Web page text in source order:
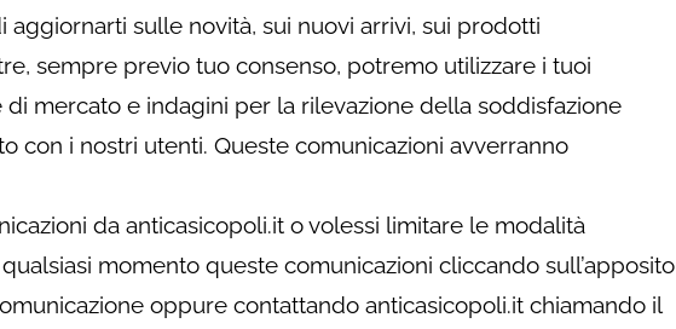
sulle novità, sui nuovi arrivi, sui prodotti
sempre previo tuo consenso, potremo utilizzare i tuoi
mercato e indagini per la rilevazione della soddisfazione
con i nostri utenti. Queste comunicazioni avverranno
da anticasicopoli.it o volessi limitare le modalità
momento queste comunicazioni cliccando sull’apposito
oppure contattando anticasicopoli.it chiamando il